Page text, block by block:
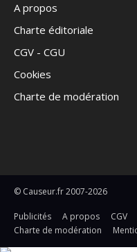
A propos
Charte éditoriale
CGV - CGU
Cookies
Charte de modération
© Causeur.fr 2007-2026
Publicités A propos CGV
Charte de modération